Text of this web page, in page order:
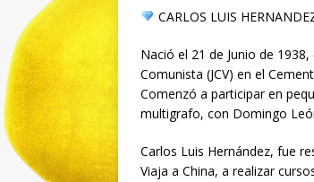
CARLOS LUIS
Nació el 21 de Junio de
Comunista (JCV) en el
Comenzó a participar en
multigrafo, con Domingo
Carlos Luis Hernández, fue
Viaja a China, a realizar